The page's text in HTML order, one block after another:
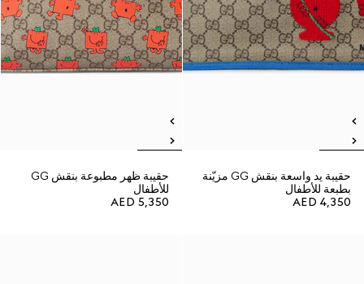
حقيبة يد واسعة بنقش GG مزيّنة
بطبعة للأطفال
AED 4,350
حقيبة ظهر مطبوعة بنقش GG
للأطفال
AED 5,350